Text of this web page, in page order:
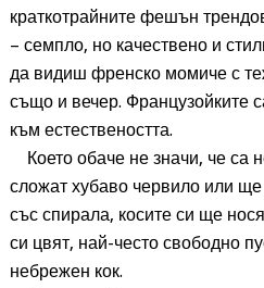
краткотрайните фешън
– семпло, но качествено и
да видиш френско момиче с
също и вечер. Французойките
към естествеността.
Което обаче не значи, че са
сложат хубаво червило или ще
със спирала, косите си ще
си цвят, най-често свободно
небрежен кок.